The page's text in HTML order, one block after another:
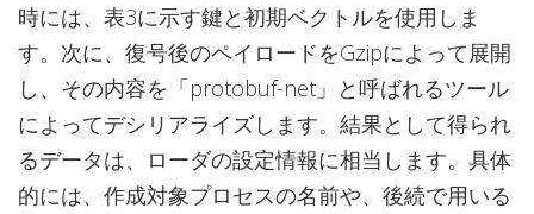
時には、表3に示す鍵と初期ベクトルを使用しま
す。次に、復号後のペイロードをGzipによって展開
し、その内容を「protobuf-net」と呼ばれるツール
によってデシリアライズします。結果として得られ
るデータは、ローダの設定情報に相当します。具体
的には、作成対象プロセスの名前や、後続で用いる